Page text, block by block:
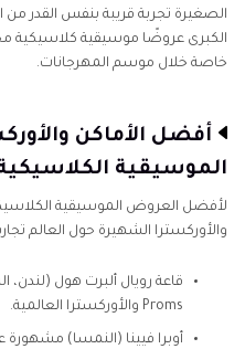
الصغيرة تجربة قريبة بنفس القدر
الكبرى عروضًا موسيقية كلاسيكية
خاصة خلال موسم المهرجانات.
أفضل الأماكن
الموسيقية
لأفضل العروض الموسيقية
والأوركسترا الشهيرة حول العالم
Proms والأوركسترا العالمية.
أوبرا فيينا (النمسا) مشهورة